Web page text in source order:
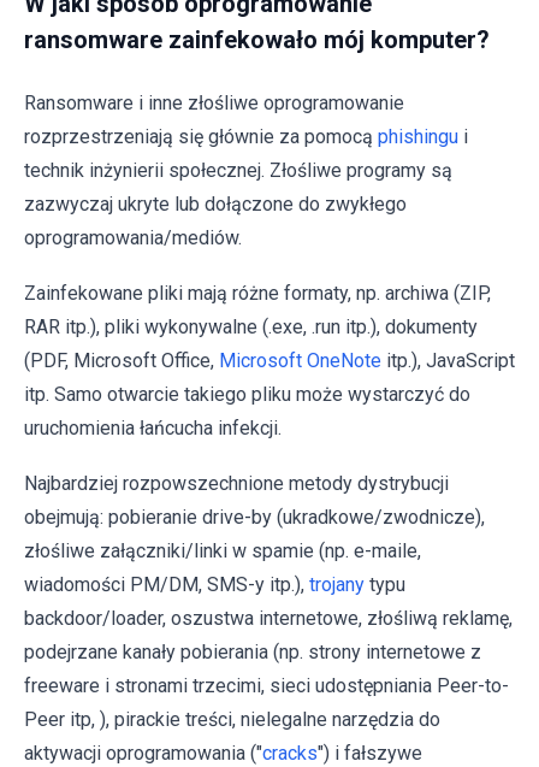
ransomware zainfekowało mój komputer?
Ransomware i inne złośliwe oprogramowanie
rozprzestrzeniają się głównie za pomocą phishingu i
technik inżynierii społecznej. Złośliwe programy są
zazwyczaj ukryte lub dołączone do zwykłego
oprogramowania/mediów.
Zainfekowane pliki mają różne formaty, np. archiwa (ZIP,
RAR itp.), pliki wykonywalne (.exe, .run itp.), dokumenty
(PDF, Microsoft Office, Microsoft OneNote itp.), JavaScript
itp. Samo otwarcie takiego pliku może wystarczyć do
uruchomienia łańcucha infekcji.
Najbardziej rozpowszechnione metody dystrybucji
obejmują: pobieranie drive-by (ukradkowe/zwodnicze),
złośliwe załączniki/linki w spamie (np. e-maile,
wiadomości PM/DM, SMS-y itp.), trojany typu
backdoor/loader, oszustwa internetowe, złośliwą reklamę,
podejrzane kanały pobierania (np. strony internetowe z
freeware i stronami trzecimi, sieci udostępniania Peer-to-
Peer itp, ), pirackie treści, nielegalne narzędzia do
aktywacji oprogramowania ("cracks") i fałszywe